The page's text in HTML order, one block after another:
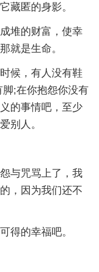
藏匿的身影。
堆的财富，使幸
就是生命。
候，有人没有鞋
;在你抱怨你没有
的事情吧，至少
别人。
与咒骂上了，我
，因为我们还不
得的幸福吧。